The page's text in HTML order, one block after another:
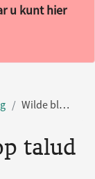
u kunt hier
Wilde bloementuin op talud
talud